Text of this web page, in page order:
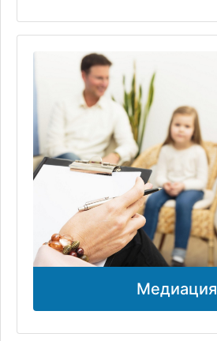
Медиация